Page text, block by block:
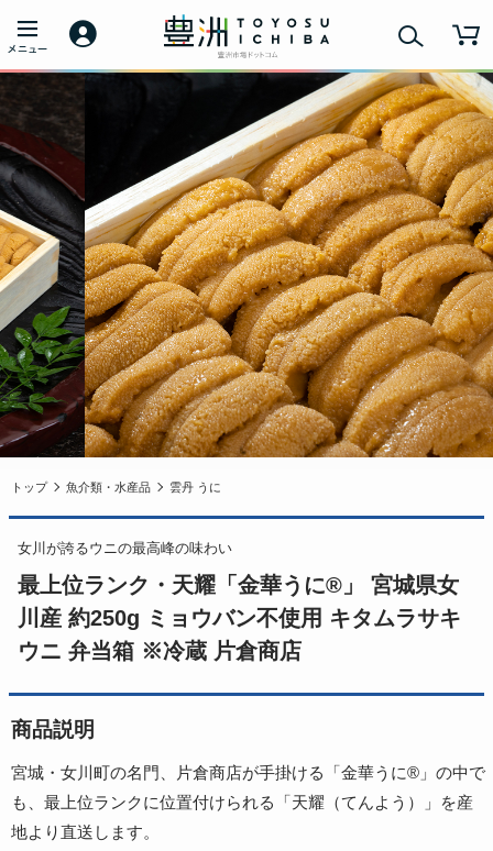
トップ 魚介類・水産品 雲丹 うに
女川が誇るウニの最高峰の味わい
最上位ランク・天耀「金華うに®」 宮城県女
川産 約250g ミョウバン不使用 キタムラサキ
ウニ 弁当箱 ※冷蔵 片倉商店
商品説明
宮城・女川町の名門、片倉商店が手掛ける「金華うに®」の中で
も、最上位ランクに位置付けられる「天耀（てんよう）」を産
地より直送します。